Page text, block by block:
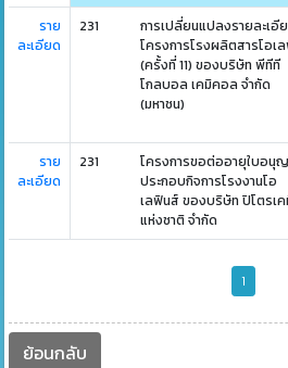
ราย
ละเอียด
231
การเปลี่ยนแปลงรายละเอี
โครงการโรงผลิตสารโอเ
(ครั้งที่ 11) ของบริษัท พีทีที
โกลบอล เคมิคอล จำกัด
(มหาชน)
ราย
ละเอียด
231
โครงการขอต่ออายุใบอนุ
ประกอบกิจการโรงงานโอ
เลฟินส์ ของบริษัท ปิโตรเ
แห่งชาติ จำกัด
1
ย้อนกลับ